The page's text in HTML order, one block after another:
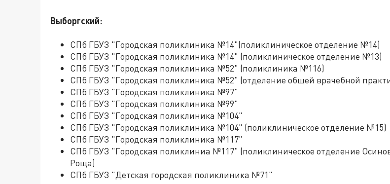
Выборгский:
СПб ГБУЗ "Городская поликлиника №14"(поликлиническое отделение №14)
СПб ГБУЗ "Городская поликлиника №14" (поликлиническое отделение №13)
СПб ГБУЗ "Городская поликлиника №52" (поликлиника №116)
СПб ГБУЗ "Городская поликлиника №52" (отделение общей врачебной
СПб ГБУЗ "Городская поликлиника №97"
СПб ГБУЗ "Городская поликлиника №99"
СПб ГБУЗ "Городская поликлиника №104"
СПб ГБУЗ "Городская поликлиника №104" (поликлиническое отделение №15)
СПб ГБУЗ "Городская поликлиника №117"
СПб ГБУЗ "Городская поликлиниа №117" (поликлиническое отделение
Роща)
СПб ГБУЗ "Детская городская поликлиника №71"